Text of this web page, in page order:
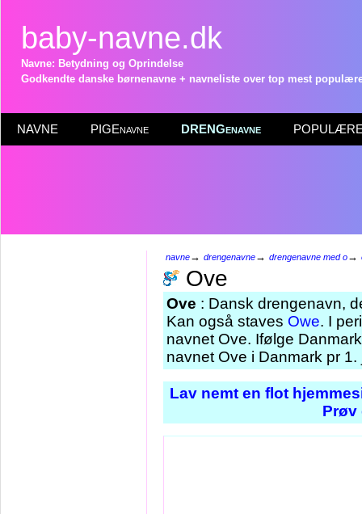
baby-navne.dk
Navne: Betydning og Oprindelse
Godkendte danske børnenavne + navneliste over top mest
NAVNE PIGEnavne DRENGenavne POPULÆRE
navne→ drengenavne→ drengenavne med o→
Ove
Ove : Dansk drengenavn,
Kan også staves Owe. I
navnet Ove. Ifølge
navnet Ove i Danmark pr
Lav nemt en flot
Prøv